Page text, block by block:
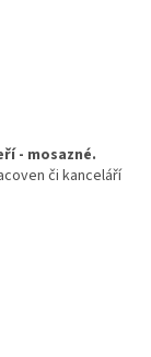
- mosazné.
či kanceláří